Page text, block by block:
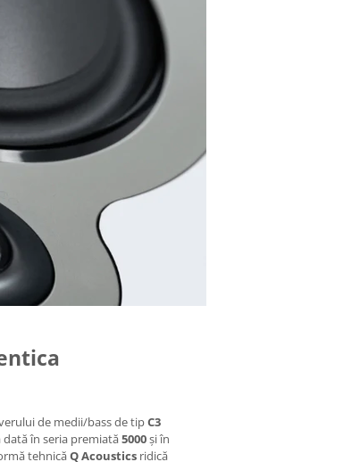
de medii/bass de tipC3
în seria premiată5000și în
tehnicăQ Acoustics ridică